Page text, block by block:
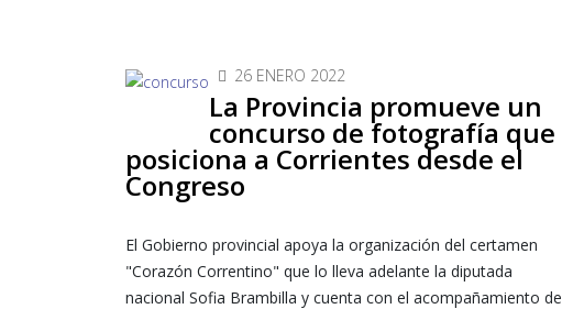
26 ENERO 2022
La Provincia promueve un
concurso de fotografía que
posiciona a Corrientes desde el
Congreso
El Gobierno provincial apoya la organización del certamen
"Corazón Correntino" que lo lleva adelante la diputada
nacional Sofia Brambilla y cuenta con el acompañamiento de